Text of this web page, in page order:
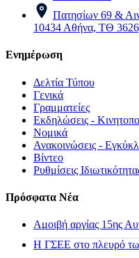
Πατησίων 69 &
10434 Αθήνα, ΤΘ
Ενημέρωση
Δελτία Τύπου
Γενικά
Γραμματείες
Εκδηλώσεις -
Νομικά
Ανακοινώσεις -
Βίντεο
Ρυθμίσεις
Πρόσφατα Νέα
Αμοιβή αργίας 15ης
H ΓΣΕΕ στο πλευρό